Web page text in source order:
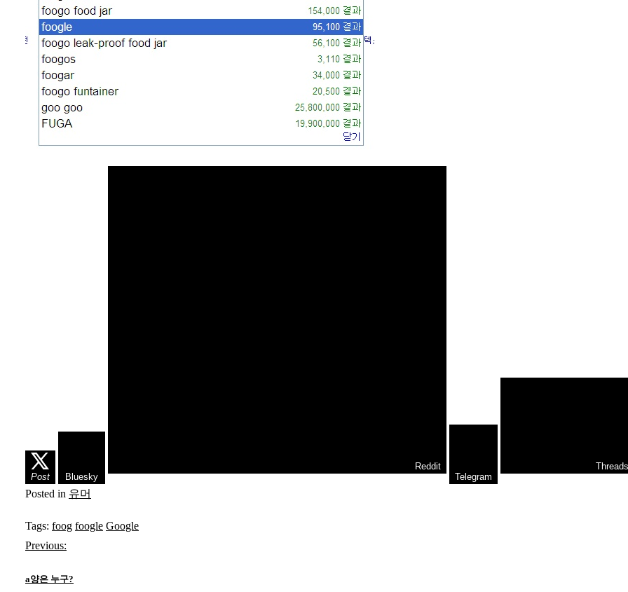
Post Bluesky
Reddit
Telegram
Threads
Posted in 유머
Tags: foog foogle Google
글
Previous:
a양은 누구?